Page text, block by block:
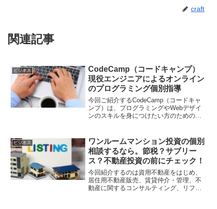
craft
関連記事
ビジネス
CodeCamp（コードキャンプ）
現役エンジニアによるオンライン
のプログラミング個別指導
今回ご紹介するCodeCamp（コードキャ
ンプ）は、プログラミングやWebデザイ
ンのスキルを身につけたい方のための総
よるマンツーマン指導を受けられる他、
幅広いレッスン時...
ビジネス
ワンルームマンション投資の個別
相談するなら。節税？サブリー
ス？不動産投資の前にチェック！
今回紹介するのは資用不動産をはじめ、
居住用不動産販売、賃貸仲介・管理、不
動産に関するコンサルティング、リフォ